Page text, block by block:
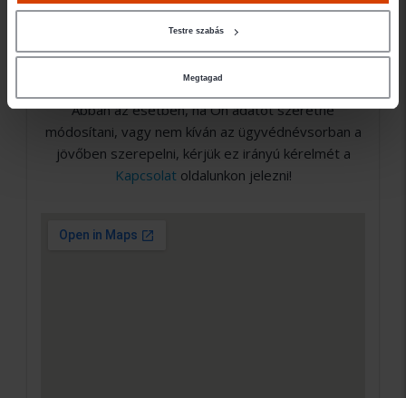
Testre szabás
Megtagad
elérhetőségét a Magyar Ügyvédi Kamara Országos
Abban az esetben, ha Ön adatot szeretne
módosítani, vagy nem kíván az ügyvédnévsorban a
jövőben szerepelni, kérjük ez irányú kérelmét a
Kapcsolatoldalunkon jelezni!